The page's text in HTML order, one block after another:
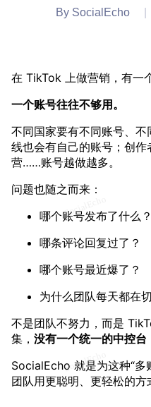
By SocialEcho
在 TikTok 上做营销，有一
一个账号往往不够用。
不同国家要有不同账号、
线也会有自己的账号；创
营……账号越做越多。
问题也随之而来：
哪个账号发布了什么？
哪条评论回复过了？
哪个账号最近爆了？
为什么团队每天都在
不是团队不努力，而是
集， 没有一个统一的中控台
SocialEcho 就是为这种“多
团队用更聪明、更轻松的